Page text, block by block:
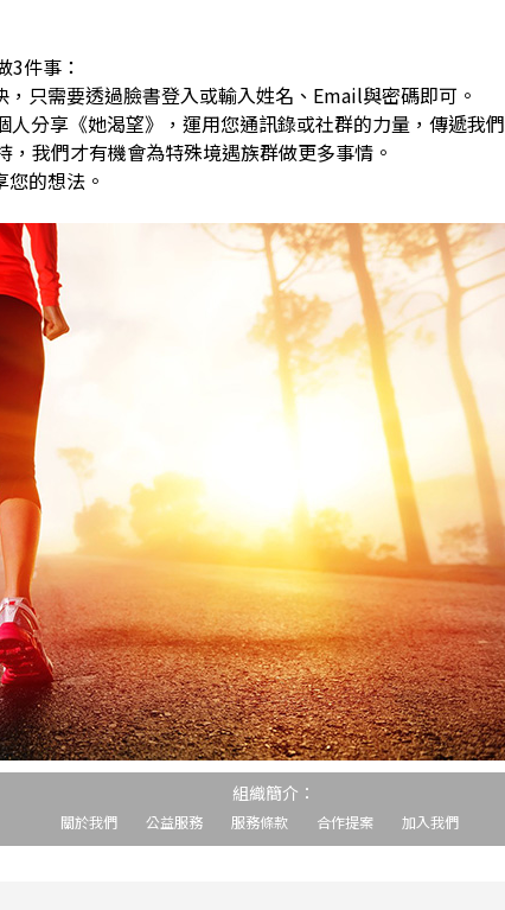
3件事：
只需要透過臉書登入或輸入姓名、Email與密碼即可。
人分享《她渴望》，運用您通訊錄或社群的力量，傳遞我們
我們才有機會為特殊境遇族群做更多事情。
的想法。
組織簡介：
關於我們 公益服務 服務條款 合作提案 加入我們